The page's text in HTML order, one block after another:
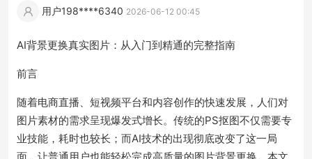
用户198****6340 2026-06-12 00:45
AI背景更换真实图片：从入门到精通的完整指南
前言
随着电商直播、短视频平台和内容创作的快速发展，人们对
图片素材的需求呈现爆发式增长。传统的PS抠图不仅需要专
业技能，耗时也较长；而AI技术的出现彻底改变了这一局